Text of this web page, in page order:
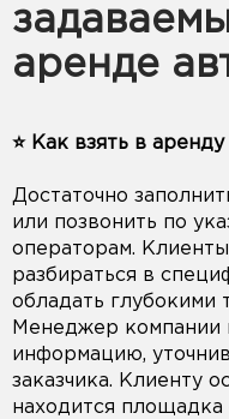
аренде
⭐️ Как взять в
Достаточно
или позвонить по
операторам.
разбираться в
обладать глубокими
Менеджер компании
информацию,
заказчика. Клиенту
находится площадка